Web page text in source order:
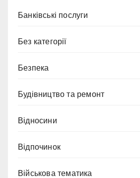
Банківські послуги
Без категорії
Безпека
Будівництво та ремонт
Відносини
Відпочинок
Військова тематика